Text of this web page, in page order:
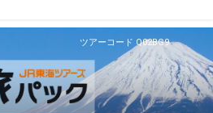
ツアーコード Q02BG9